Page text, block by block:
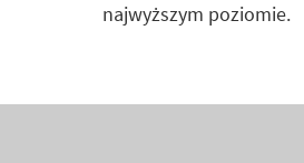
najwyższym poziomie.